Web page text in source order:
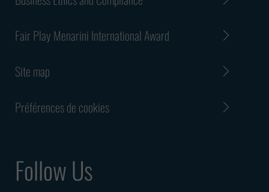
Fair Play Menarini International Award
Site map
Préférences de cookies
Follow Us